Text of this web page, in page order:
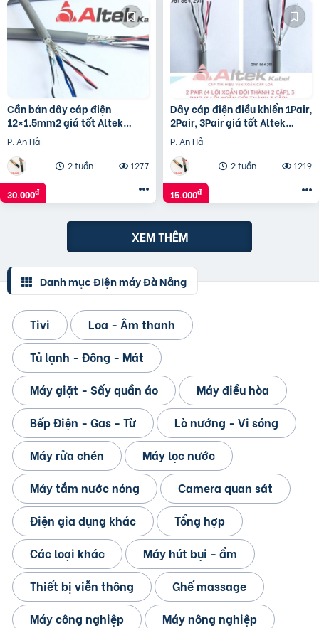
Cần bán dây cáp điện
12×1.5mm2 giá tốt Altek
Kabel
P. An Hải
2 tuần
1277
30.000đ
Dây cáp điện điều khiển 1Pair,
2Pair, 3Pair giá tốt Altek
Kabel
P. An Hải
2 tuần
1219
15.000đ
XEM THÊM
Danh mục Điện máy Đà Nẵng
Tivi
Loa - Âm thanh
Tủ lạnh - Đông - Mát
Máy giặt - Sấy quần áo
Máy điều hòa
Bếp Điện - Gas - Từ
Lò nướng - Vi sóng
Máy rửa chén
Máy lọc nước
Máy tắm nước nóng
Camera quan sát
Điện gia dụng khác
Tổng hợp
Các loại khác
Máy hút bụi - ẩm
Thiết bị viễn thông
Ghế massage
Máy công nghiệp
Máy nông nghiệp